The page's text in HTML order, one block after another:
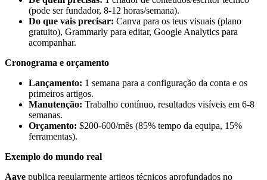
(pode ser fundador, 8-12 horas/semana).
Do que vais precisar: Canva para os teus visuais (plano
gratuito), Grammarly para editar, Google Analytics para
acompanhar.
Cronograma e orçamento
Lançamento: 1 semana para a configuração da conta e os
primeiros artigos.
Manutenção: Trabalho contínuo, resultados visíveis em 6-8
semanas.
Orçamento: $200-600/mês (85% tempo da equipa, 15%
ferramentas).
Exemplo do mundo real
Aave publica regularmente artigos técnicos aprofundados no